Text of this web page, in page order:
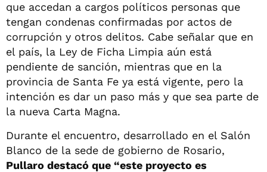
que accedan a cargos políticos personas que
tengan condenas confirmadas por actos de
corrupción y otros delitos. Cabe señalar que en
el país, la Ley de Ficha Limpia aún está
pendiente de sanción, mientras que en la
provincia de Santa Fe ya está vigente, pero la
intención es dar un paso más y que sea parte de
la nueva Carta Magna.
Durante el encuentro, desarrollado en el Salón
Blanco de la sede de gobierno de Rosario,
Pullaro destacó que “este proyecto es